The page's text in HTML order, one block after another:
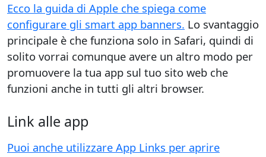
Ecco la guida di Apple che spiega come
configurare gli smart app banners. Lo svantaggio
principale è che funziona solo in Safari, quindi di
solito vorrai comunque avere un altro modo per
promuovere la tua app sul tuo sito web che
funzioni anche in tutti gli altri browser.
Link alle app
Puoi anche utilizzare App Links per aprire